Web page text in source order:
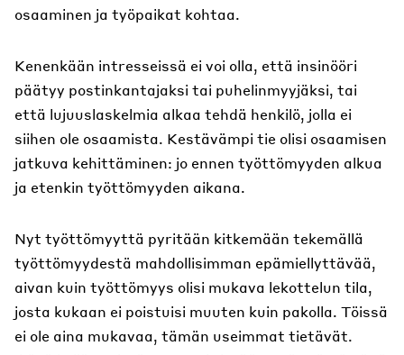
osaaminen ja työpaikat kohtaa.
Kenenkään intresseissä ei voi olla, että insinööri
päätyy postinkantajaksi tai puhelinmyyjäksi, tai
että lujuuslaskelmia alkaa tehdä henkilö, jolla ei
siihen ole osaamista. Kestävämpi tie olisi osaamisen
jatkuva kehittäminen: jo ennen työttömyyden alkua
ja etenkin työttömyyden aikana.
Nyt työttömyyttä pyritään kitkemään tekemällä
työttömyydestä mahdollisimman epämiellyttävää,
aivan kuin työttömyys olisi mukava lekottelun tila,
josta kukaan ei poistuisi muuten kuin pakolla. Töissä
ei ole aina mukavaa, tämän useimmat tietävät.